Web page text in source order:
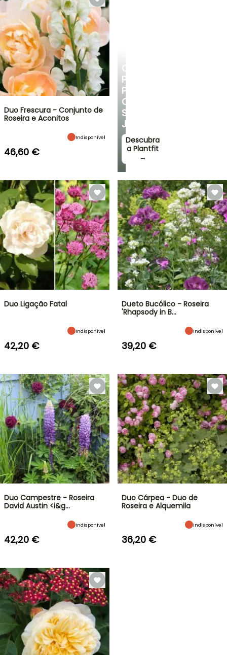
CONSELHOS
PERSONALIZADOS
PARA
O
SEU
JARDIM
Descubra
a Plantfit
→
Duo Frescura - Conjunto de
Roseira e Aconitos
Indisponível
46,60 €
Duo Ligação Fatal
Indisponível
42,20 €
Dueto Bucólico - Roseira
'Rhapsody in B…
Indisponível
39,20 €
Duo Campestre - Roseira
David Austin <i&g…
Indisponível
42,20 €
Duo Cárpea - Duo de
Roseira e Alquemila
Indisponível
36,20 €